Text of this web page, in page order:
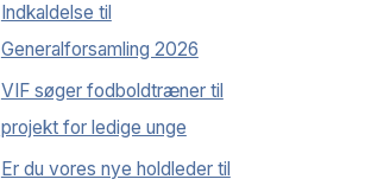
Indkaldelse til
Generalforsamling 2026
VIF søger fodboldtræner til
projekt for ledige unge
Er du vores nye holdleder til